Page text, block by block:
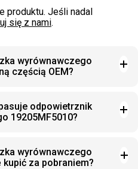
produktu. Jeśli nadal
się z nami.
wyrównawczego
częścią OEM?
odpowietrznik
19205MF5010?
wyrównawczego
za pobraniem?